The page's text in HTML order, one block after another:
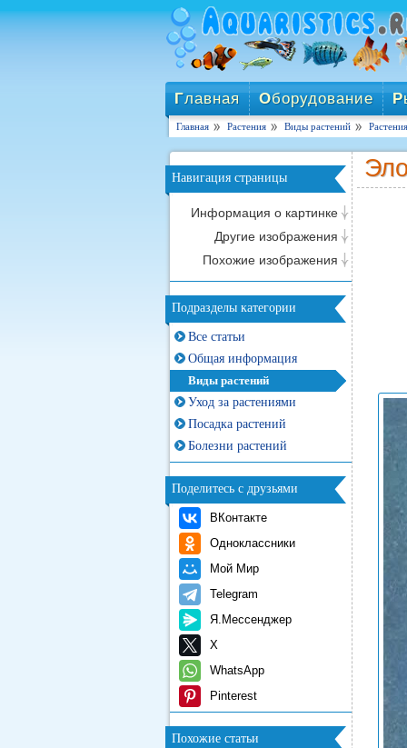
Главная Оборудование Р
Главная Растения Виды растений
Навигация страницы
Информация о картинке
Другие изображения
Похожие изображения
Подразделы категории
Все статьи
Общая информация
Виды растений
Уход за растениями
Посадка растений
Болезни растений
Поделитесь с друзьями
ВКонтакте
Одноклассники
Мой Мир
Telegram
Я.Мессенджер
X
WhatsApp
Pinterest
Похожие статьи